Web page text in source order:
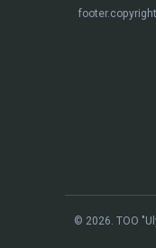
footer.copyright
© 2026. ТОО